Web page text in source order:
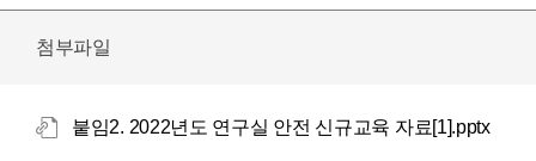
첨부파일
붙임2. 2022년도 연구실 안전 신규교육 자료[1].pptx